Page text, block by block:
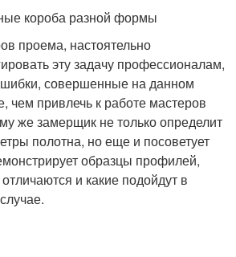
короба разной формы
проема, настоятельно
эту задачу профессионалам,
совершенные на данном
чем привлечь к работе мастеров
же замерщик не только определит
полотна, но еще и посоветует
образцы профилей,
и какие подойдут в